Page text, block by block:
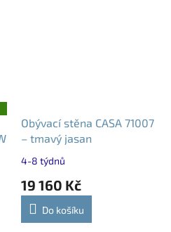
Obývací stěna CASA 71007
– tmavý jasan
4-8 týdnů
19 160 Kč
Do košíku